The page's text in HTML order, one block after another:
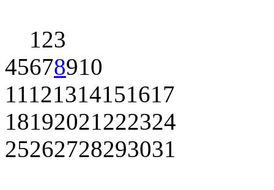
123
45678910
11121314151617
18192021222324
25262728293031